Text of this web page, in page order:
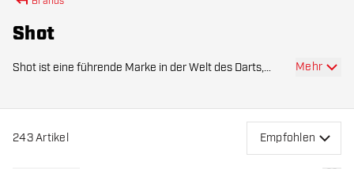
Shot
Shot ist eine führende Marke in der Welt des Darts,
Mehr
243Artikel Empfohlen